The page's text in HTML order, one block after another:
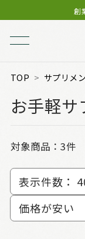
創
TOP サプリメ
お手軽サ
対象商品： 3件
表示件数：
価格が安い